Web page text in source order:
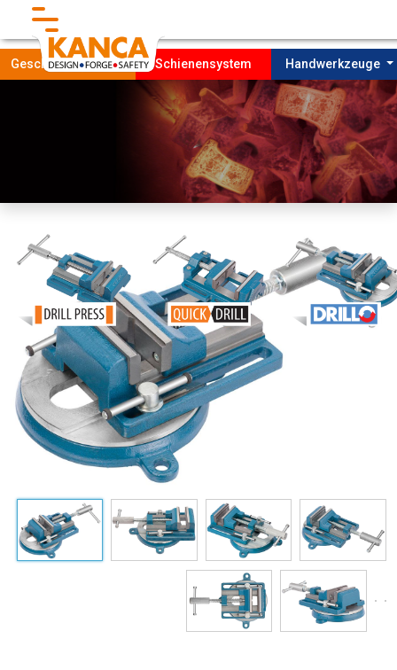
FORDERUNG
Produktıon
NACHHALTIGKEIT
Kontakt
Geschmiedete Teile Schienensystem Handwerkzeuge